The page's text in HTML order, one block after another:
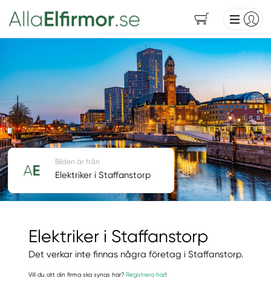
Elektriker i Staffanstorp
Det verkar inte finnas några företag i Staffanstorp.
Vill du att din firma ska synas här? Registrera här!
Bilden är från
Elektriker i Staffanstorp